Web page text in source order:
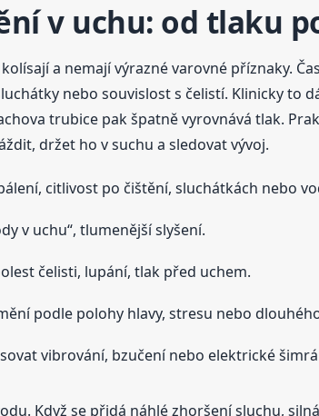
v uchu: od tlaku
a nemají výrazné varovné příznaky.
nebo souvislost s čelistí. Klinicky to
trubice pak špatně vyrovnává tlak.
držet ho v suchu a sledovat vývoj.
citlivost po čištění, sluchátkách nebo
v uchu“, tlumenější slyšení.
čelisti, lupání, tlak před uchem.
podle polohy hlavy, stresu nebo
vibrování, bzučení nebo elektrické
Když se přidá náhlé zhoršení sluchu,